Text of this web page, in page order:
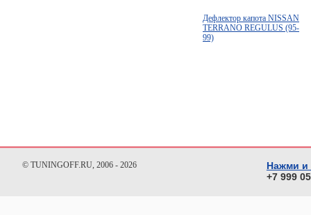
Дефлектор капота NISSAN
TERRANO REGULUS (95-
99)
© TUNINGOFF.RU, 2006 - 2026
Нажми и
+7 999